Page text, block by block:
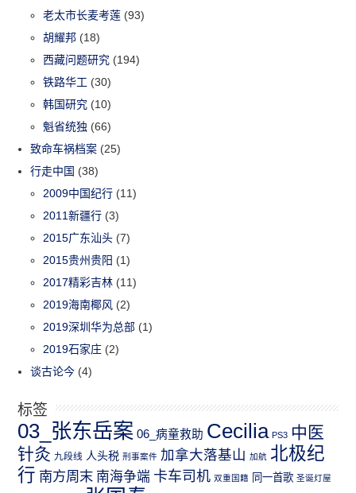
老太市长麦考莲 (93)
胡耀邦 (18)
西藏问题研究 (194)
铁路华工 (30)
韩国研究 (10)
魁省统独 (66)
致命车祸档案 (25)
行走中国 (38)
2009中国纪行 (11)
2011新疆行 (3)
2015广东汕头 (7)
2015贵州贵阳 (1)
2017精彩吉林 (11)
2019海南椰风 (2)
2019深圳华为总部 (1)
2019石家庄 (2)
谈古论今 (4)
标签
03_张东岳案 06_病童救助 Cecilia PS3 中医
针灸 九段线 人头税 刑事案件 加拿大落基山 加航 北极纪
行 南方周末 南海争端 卡车司机 双重国籍 同一首歌 圣诞灯屋